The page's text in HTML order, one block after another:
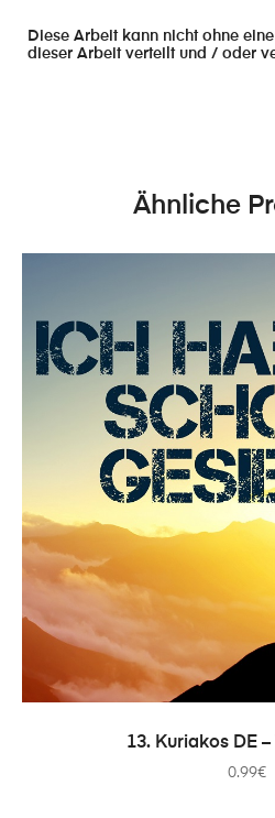
Diese Arbeit kann nicht ohne
dieser Arbeit verteilt und / oder
Ähnliche
IN DEN
13. Kuriakos DE
0.99€